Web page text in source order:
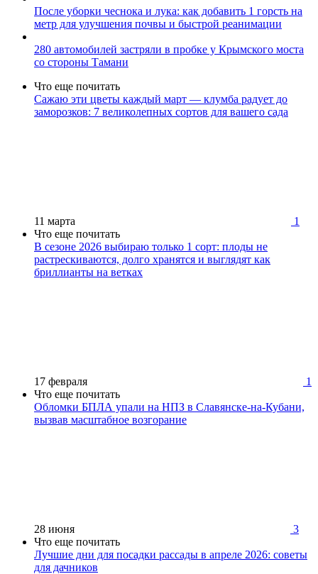
После уборки чеснока и лука: как добавить 1 горсть на
метр для улучшения почвы и быстрой реанимации
280 автомобилей застряли в пробке у Крымского моста
со стороны Тамани
Что еще почитать
Сажаю эти цветы каждый март — клумба радует до
заморозков: 7 великолепных сортов для вашего сада
11 марта
1
Что еще почитать
В сезоне 2026 выбираю только 1 сорт: плоды не
растрескиваются, долго хранятся и выглядят как
бриллианты на ветках
17 февраля
1
Что еще почитать
Обломки БПЛА упали на НПЗ в Славянске-на-Кубани,
вызвав масштабное возгорание
28 июня
3
Что еще почитать
Лучшие дни для посадки рассады в апреле 2026: советы
для дачников